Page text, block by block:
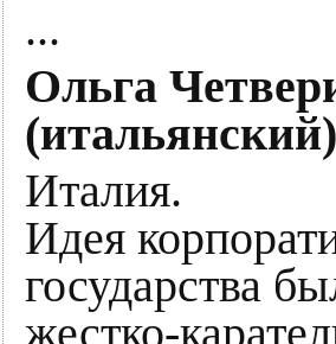
...
Ольга
Италия.
Идея
государства
жестко-